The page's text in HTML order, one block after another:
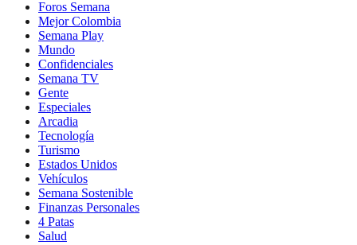
Foros Semana
Mejor Colombia
Semana Play
Mundo
Confidenciales
Semana TV
Gente
Especiales
Arcadia
Tecnología
Turismo
Estados Unidos
Vehículos
Semana Sostenible
Finanzas Personales
4 Patas
Salud